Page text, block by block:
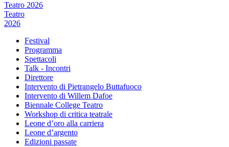
Teatro 2026
Teatro
2026
Festival
Programma
Spettacoli
Talk - Incontri
Direttore
Intervento di Pietrangelo Buttafuoco
Intervento di Willem Dafoe
Biennale College Teatro
Workshop di critica teatrale
Leone d’oro alla carriera
Leone d’argento
Edizioni passate